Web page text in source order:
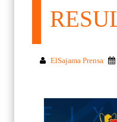
ElSajama Prensa